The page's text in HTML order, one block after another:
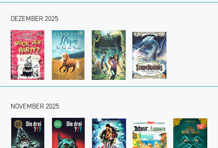
DEZEMBER 2025
NOVEMBER 2025